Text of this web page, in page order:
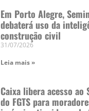
Em Porto Alegre,
debaterá uso da
construção civil
31/07/2026
Leia mais »
Caixa libera acesso ao
do FGTS para